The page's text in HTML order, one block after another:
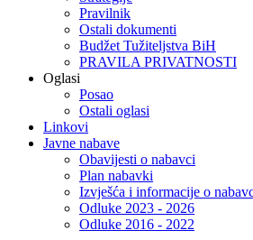
Pravilnik
Ostali dokumenti
Budžet Tužiteljstva BiH
PRAVILA PRIVATNOSTI
Oglasi
Posao
Ostali oglasi
Linkovi
Javne nabave
Obavijesti o nabavci
Plan nabavki
Izvješća i informacije o
Odluke 2023 - 2026
Odluke 2016 - 2022